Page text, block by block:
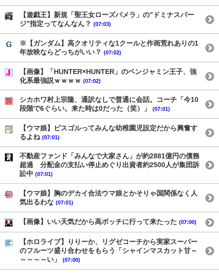
【遊戯王】新規「聖王女ローズパメラ」の”ドミナスパー
ジ”指定ってなんなん？ (07:03)
※【ガンダム】高クオリティな1クールと作画荒れありの1
年放映ならどっちがいい？ (07:02)
【画像】「HUNTER×HUNTER」のベンジャミン王子、強
化系最強説ｗｗｗｗ (07:02)
シカホワ村上宗隆、通訳なしで普通に会話。コーチ「今10
段階で6ぐらい。来た時は0だった（笑）」
(07:01)
【ウマ娘】ピスゴルってみんな幼稚園児設定だから興奮す
るよね (07:01)
不動産ファンド「みんなで大家さん」が約2881億円の債務
超過 分配金の支払い停止めぐり出資者約2500人が集団訴
訟中 (07:01)
【ウマ娘】胸のデカイ合法ウマ娘とかそりゃ国関係なく人
気出るわな (07:01)
【画像】いい天気だから高ボッチに行って来たった (07:00)
【ホロライブ】りりーか、リグゼコーチから実家スーパー
のフルーツ盛り合わせをもらう「シャインマスカット甘～
～～～～い」
(07:00)